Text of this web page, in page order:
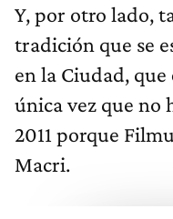
Y, por otro lado,
tradición que se
en la Ciudad, que
única vez que no
2011 porque
Macri.